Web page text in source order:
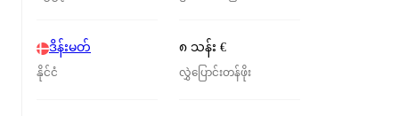
ဒိန်းမတ်
နိုင်ငံ
၈ သန်း €
လွှဲပြောင်းတန်ဖိုး